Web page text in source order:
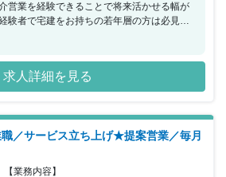
営業を経験できることで将来活かせる幅が
験者で宅建をお持ちの若年層の方は必見で
、多くのお客様と接触してお客様の役に立
求人詳細を見る
／サービス立ち上げ★提案営業／毎月
【業務内容】